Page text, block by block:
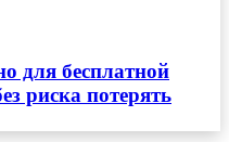
для бесплатной
риска потерять